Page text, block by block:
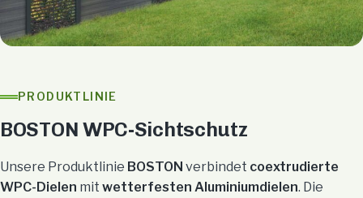
PRODUKTLINIE
BOSTON WPC-Sichtschutz
Unsere Produktlinie BOSTON verbindet coextrudierte
WPC-Dielen mit wetterfesten Aluminiumdielen. Die